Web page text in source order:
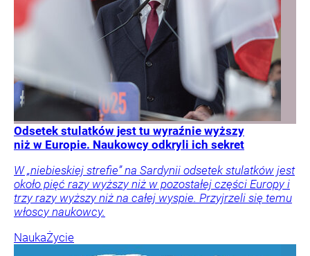
Odsetek stulatków jest tu wyraźnie wyższy
niż w Europie. Naukowcy odkryli ich sekret
W „niebieskiej strefie” na Sardynii odsetek stulatków jest
około pięć razy wyższy niż w pozostałej części Europy i
trzy razy wyższy niż na całej wyspie. Przyjrzeli się temu
włoscy naukowcy.
NaukaŻycie